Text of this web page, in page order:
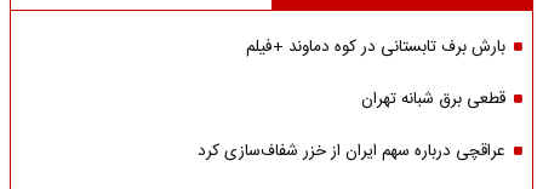
بارش برف تابستانی در کوه دماوند +فیلم
قطعی برق شبانه تهران
عراقچی درباره سهم ایران از خزر شفاف‌سازی کرد